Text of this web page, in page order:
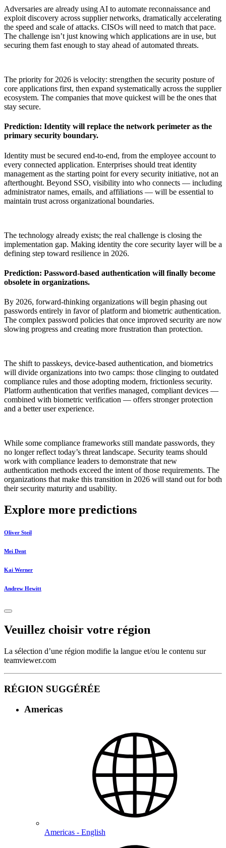
Adversaries are already using AI to automate reconnaissance and
exploit discovery across supplier networks, dramatically accelerating
the speed and scale of attacks. CISOs will need to match that pace.
The challenge isn’t just knowing which applications are in use, but
securing them fast enough to stay ahead of automated threats.
The priority for 2026 is velocity: strengthen the security posture of
core applications first, then expand systematically across the supplier
ecosystem. The companies that move quickest will be the ones that
stay secure.
Prediction: Identity will replace the network perimeter as the
primary security boundary.
Identity must be secured end-to-end, from the employee account to
every connected application. Enterprises should treat identity
management as the starting point for every security initiative, not an
afterthought. Beyond SSO, visibility into who connects — including
administrator names, emails, and affiliations — will be essential to
maintain trust across organizational boundaries.
The technology already exists; the real challenge is closing the
implementation gap. Making identity the core security layer will be a
defining step toward resilience in 2026.
Prediction: Password-based authentication will finally become
obsolete in organizations.
By 2026, forward-thinking organizations will begin phasing out
passwords entirely in favor of platform and biometric authentication.
The complex password policies that once improved security are now
slowing progress and creating more frustration than protection.
The shift to passkeys, device-based authentication, and biometrics
will divide organizations into two camps: those clinging to outdated
compliance rules and those adopting modern, frictionless security.
Platform authentication that verifies managed, compliant devices —
combined with biometric verification — offers stronger protection
and a better user experience.
While some compliance frameworks still mandate passwords, they
no longer reflect today’s threat landscape. Security teams should
work with compliance leaders to demonstrate that new
authentication methods exceed the intent of those requirements. The
organizations that make this transition in 2026 will stand out for both
their security maturity and usability.
Explore more predictions
Oliver Steil
Mei Dent
Kai Werner
Andrew Hewitt
Veuillez choisir votre région
La sélection d’une région modifie la langue et/ou le contenu sur
teamviewer.com
RÉGION SUGGÉRÉE
Americas
Americas - English